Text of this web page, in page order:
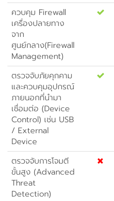
ควบคุม Firewall
เครื่องปลายทาง
จาก
ศูนย์กลาง(Firewall
Management)
ตรวจจับภัยคุกคาม
และควบคุมอุปกรณ์
ภายนอกที่นำมา
เชื่อมต่อ (Device
Control) เช่น USB
/ External
Device
ตรวจจับการโจมตี
ขั้นสูง (Advanced
Threat
Detection)